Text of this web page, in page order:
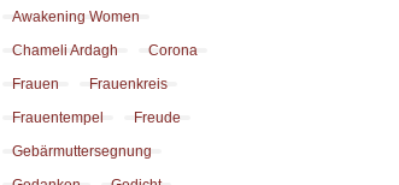
Awakening Women
Chameli Ardagh
Corona
Frauen
Frauenkreis
Frauentempel
Freude
Gebärmuttersegnung